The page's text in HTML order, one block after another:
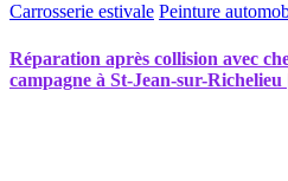
Carrosserie estivale Peinture
Réparation après collision avec
campagne à St-Jean-sur-